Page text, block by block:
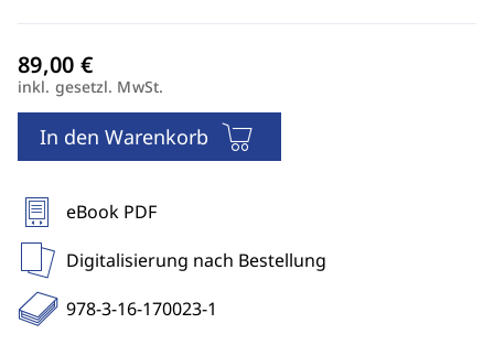
inkl. gesetzl. MwSt.
In den Warenkorb
eBook PDF
Digitalisierung nach Bestellung
978-3-16-170023-1